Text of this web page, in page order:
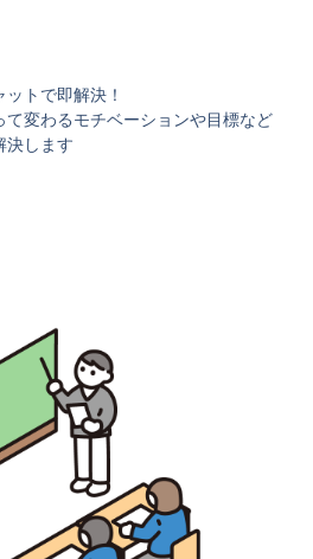
トで即解決！
変わるモチベーションや目標など
決します